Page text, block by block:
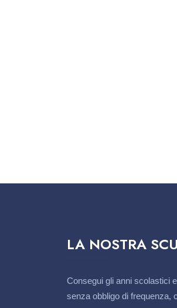
LA NOSTRA
Consegui gli anni scolastici
senza obbligo di frequenza,